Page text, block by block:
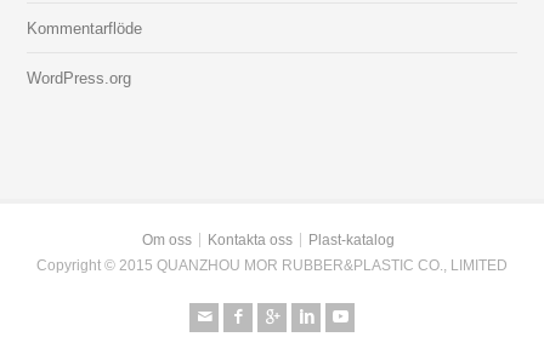
Kommentarflöde
WordPress.org
Om oss Kontakta oss
Plast-katalog
Copyright © 2015 QUANZHOU MOR RUBBER&PLASTIC CO., LIMITED